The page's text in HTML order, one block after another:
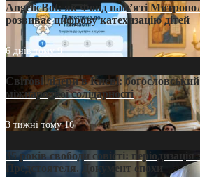
AngelicBot: як Фонд пам’яті
розвиває цифрову катехизацію дітей
6 днів тому9
Світові лідери в Києві:
міжнародної солідарності
3 тижні тому16
35 років свободи совісті: періодизація
Предстоятеля. Документ епохи